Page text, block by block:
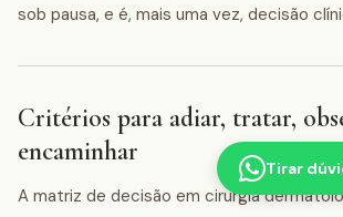
sob pausa, e é, mais uma vez, decisão
Critérios para adiar, tratar,
encaminhar
A matriz de decisão em cirurgia
Tirar